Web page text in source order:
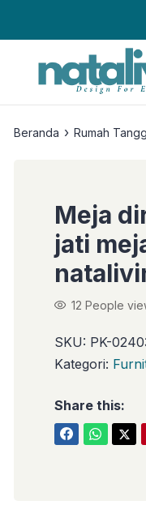
Beranda › Rumah
Meja
jati
12 People
SKU: PK-
Kategori:
Share this: